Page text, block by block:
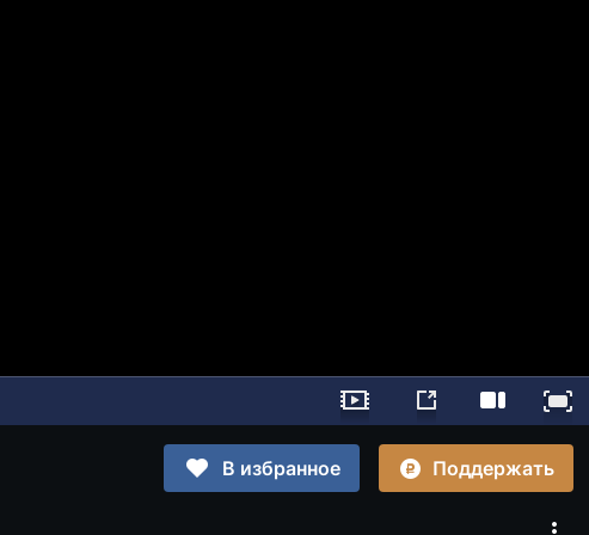
В избранное
Поддержать